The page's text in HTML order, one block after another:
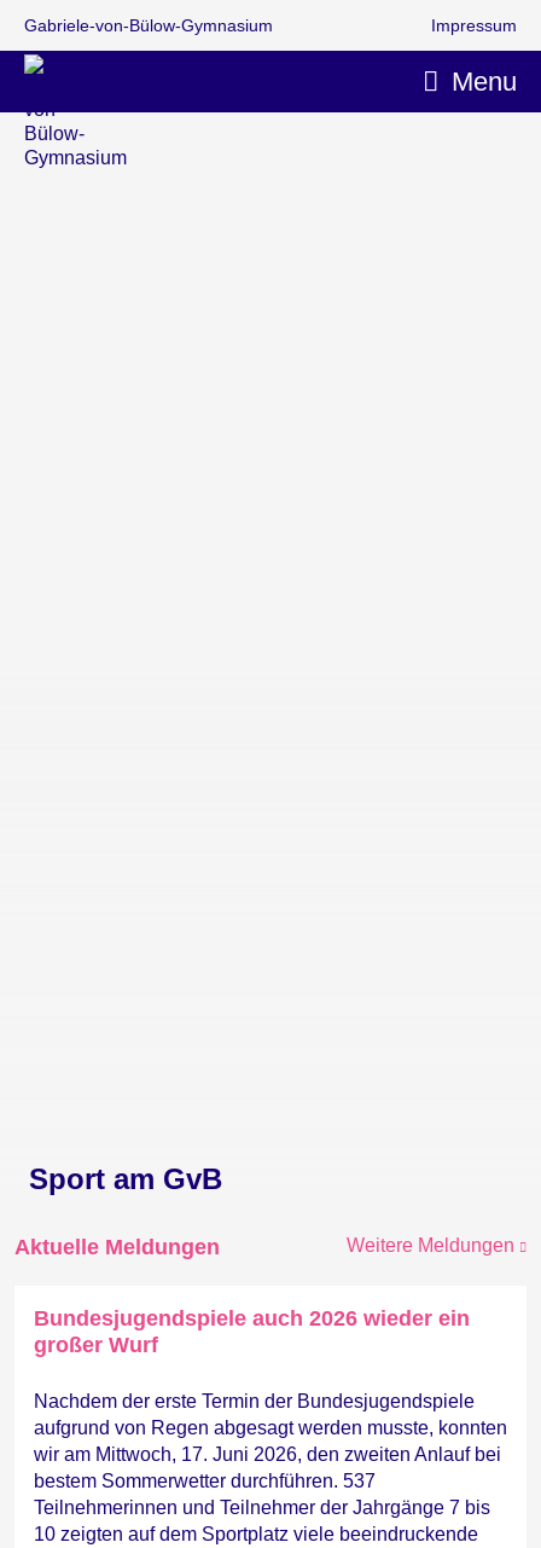
Gabriele-von-Bülow-Gymnasium Impressum
Menu
Sport am GvB
Aktuelle Meldungen Weitere Meldungen
Bundesjugendspiele auch 2026 wieder ein
großer Wurf
Nachdem der erste Termin der Bundesjugendspiele
aufgrund von Regen abgesagt werden musste, konnten
wir am Mittwoch, 17. Juni 2026, den zweiten Anlauf bei
bestem Sommerwetter durchführen. 537
Teilnehmerinnen und Teilnehmer der Jahrgänge 7 bis
10 zeigten auf dem Sportplatz viele beeindruckende